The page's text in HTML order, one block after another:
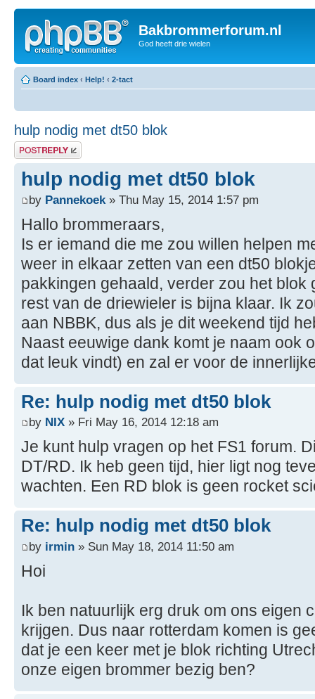
Bakbrommerforum.nl
God heeft drie wielen
Board index ‹ Help! ‹ 2-tact
hulp nodig met dt50 blok
Post a reply
hulp nodig met dt50 blok
by Pannekoek » Thu May 15, 2014 1:57 pm
Hallo brommeraars,
Is er iemand die me zou willen helpen
weer in elkaar zetten van een dt50
pakkingen gehaald, verder zou het blok
rest van de driewieler is bijna klaar. Ik
aan NBBK, dus als je dit weekend tijd
Naast eeuwige dank komt je naam ook
dat leuk vindt) en zal er voor de
Re: hulp nodig met dt50 blok
by NIX » Fri May 16, 2014 12:18 am
Je kunt hulp vragen op het FS1 forum.
DT/RD. Ik heb geen tijd, hier ligt nog
wachten. Een RD blok is geen rocket
Re: hulp nodig met dt50 blok
by irmin » Sun May 18, 2014 11:50 am
Hoi
Ik ben natuurlijk erg druk om ons eigen
krijgen. Dus naar rotterdam komen is
dat je een keer met je blok richting
onze eigen brommer bezig ben?